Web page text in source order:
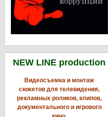
NEW LINE production
Видеосъемка и монтаж
сюжетов для телевидения,
рекламных роликов, клипов,
документального и игрового